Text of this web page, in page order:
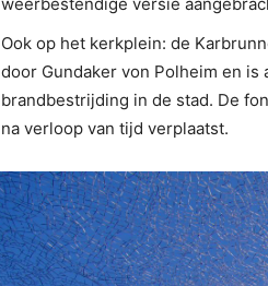
Ook op het kerkplein: de
door Gundaker von Polheim en
brandbestrijding in de stad. De
na verloop van tijd verplaatst.